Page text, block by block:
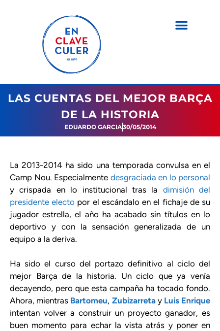
LAS CUENTAS DEL MEJOR BARÇA
DE LA HISTORIA
EDUARDO GARCIA30/05/2014
La 2013-2014 ha sido una temporada convulsa en el
Camp Nou. Especialmente desgraciada en lo personal
y crispada en lo institucional tras la dimisión del
presidente electo por el escándalo en el fichaje de su
jugador estrella, el año ha acabado sin títulos en lo
deportivo y con la sensación generalizada de un
equipo a la deriva.
Ha sido el curso del portazo definitivo al ciclo del
mejor Barça de la historia. Un ciclo que ya venía
decayendo, pero que esta campaña ha tocado fondo.
Ahora, mientras Bartomeu, Zubizarretay Luis Enrique
intentan volver a construir un proyecto ganador, es
buen momento para echar la vista atrás y poner en